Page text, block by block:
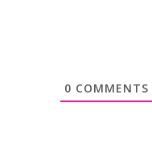
0 COMMENTS